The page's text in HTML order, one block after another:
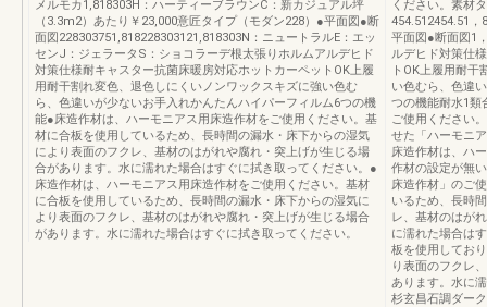
メルモカ1,818303H：ハーティーブラウンC：新カジュアル坪
（3.3m2）あたり￥23,000意匠タイプ（モダン228）●平面図●断
面図228303751,818228303121,818303N：ニュートラルE：エッ
センJ：ジェラータS：ショコラーデ根太張りホルムアルデヒド
対策仕様耐キャスター抗菌床暖房対応ホットカーペットOK上履
用耐干割れ変色、退色しにくいノンワックスキズに強い色む
ら、色違いが少ないお手入れかんたんハイパーフィルム6つの機
能●床造作材は、ハーモニアス用床造作材をご使用ください。基
材に合板を使用しているため、長時間の漏水・床下からの湿気
により表面のフクレ、基材のはがれや腐れ・突上げが生じる場
合があります。水に濡れた場合はすぐに拭き取ってください。●
床造作材は、ハーモニアス用床造作材をご使用ください。基材
に合板を使用しているため、長時間の漏水・床下からの湿気に
より表面のフクレ、基材のはがれや腐れ・突上げが生じる場合
があります。水に濡れた場合はすぐに拭き取ってください。
ください。素材
454.512454.51，
平面図●断面図1
ルデヒド対策仕
トOK上履用耐
い色むら、色違
つの機能耐水1類
ご使用ください
せた「ハーモニ
床造作材は、ハ
作材の設定が無
床造作材」のご
いるため、長時
レ、基材のはが
に濡れた場合は
板を使用してお
り表面のフクレ
あります。水に
杉玄昌石調ダー